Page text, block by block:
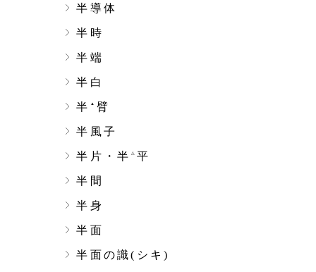
半導体
半時
半端
半白
半
▲ 臂
半風子
半片・半
△ 平
半間
半身
半面
半面の識(シキ)